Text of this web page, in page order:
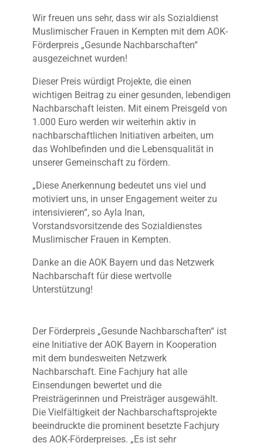
Wir freuen uns sehr, dass wir als Sozialdienst
Muslimischer Frauen in Kempten mit dem AOK-
Förderpreis „Gesunde Nachbarschaften“
ausgezeichnet wurden!
Dieser Preis würdigt Projekte, die einen
wichtigen Beitrag zu einer gesunden, lebendigen
Nachbarschaft leisten. Mit einem Preisgeld von
1.000 Euro werden wir weiterhin aktiv in
nachbarschaftlichen Initiativen arbeiten, um
das Wohlbefinden und die Lebensqualität in
unserer Gemeinschaft zu fördern.
„Diese Anerkennung bedeutet uns viel und
motiviert uns, in unser Engagement weiter zu
intensivieren“, so Ayla Inan,
Vorstandsvorsitzende des Sozialdienstes
Muslimischer Frauen in Kempten.
Danke an die AOK Bayern und das Netzwerk
Nachbarschaft für diese wertvolle
Unterstützung!
Der Förderpreis „Gesunde Nachbarschaften“ ist
eine Initiative der AOK Bayern in Kooperation
mit dem bundesweiten Netzwerk
Nachbarschaft. Eine Fachjury hat alle
Einsendungen bewertet und die
Preisträgerinnen und Preisträger ausgewählt.
Die Vielfältigkeit der Nachbarschaftsprojekte
beeindruckte die prominent besetzte Fachjury
des AOK-Förderpreises. „Es ist sehr